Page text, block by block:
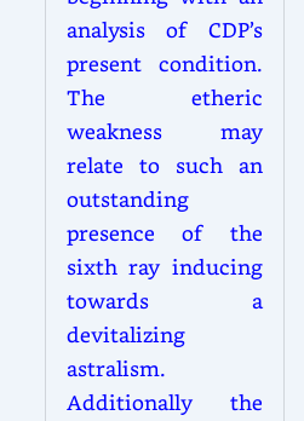
analysis of CDP’s
present condition.
The etheric
weakness may
relate to such an
outstanding
presence of the
sixth ray inducing
towards a
devitalizing
astralism.
Additionally the